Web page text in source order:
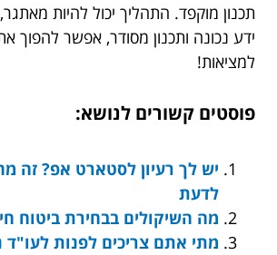
תכנון מוקפד. התהליך יכול להיות
ידע נכונה ותכנון מסודר, אפשר להפוך
למציאות!
פוסטים קשורים לנושא:
יש לך רעיון לסטארט אפ? זה
לדעת
מה השיקולים בבחירת ביטוח
מתי אתם צריכים לפנות לעו"ד